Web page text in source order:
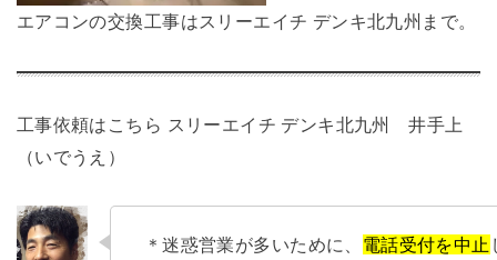
エアコンの交換工事はスリーエイチ デンキ北九州まで。
工事依頼はこちら スリーエイチ デンキ北九州 井手上
（いでうえ）
＊迷惑営業が多いために、 電話受付を中止